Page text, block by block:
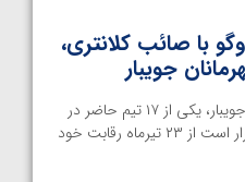
با صائب کلانتری،
جویبار
خانه کشتی- تیم کشتی قهرمانان جویبار، یکی از ۱۷ تیم حاضر در
لیگ دسته اول کشتی است که قرار است از ۲۳ تیرماه رقابت خود